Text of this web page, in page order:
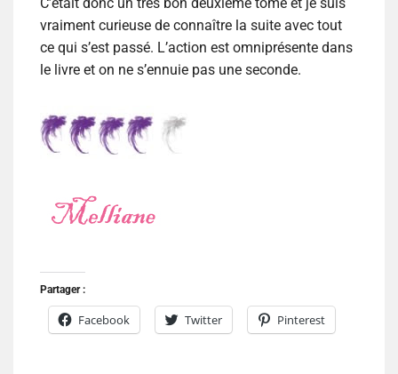
vraiment curieuse de connaître la suite avec tout
ce qui s’est passé. L’action est omniprésente dans
le livre et on ne s’ennuie pas une seconde.
Partager :
Facebook Twitter Pinterest